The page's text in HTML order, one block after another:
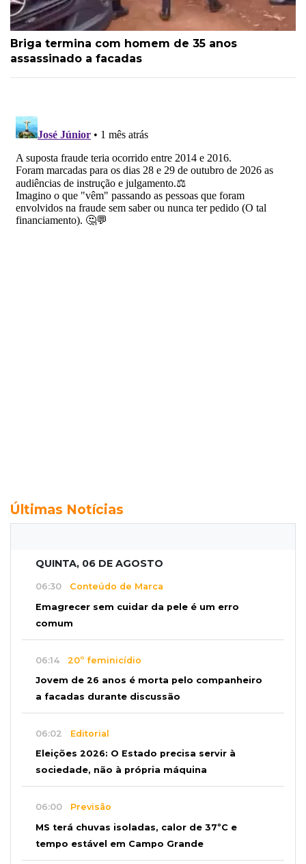
Briga termina com homem de 35 anos
assassinado a facadas
Últimas Notícias
QUINTA, 06 DE AGOSTO
06:30 Conteúdo de Marca
Emagrecer sem cuidar da pele é um erro
comum
06:14 20º feminicídio
Jovem de 26 anos é morta pelo companheiro
a facadas durante discussão
06:02 Editorial
Eleições 2026: O Estado precisa servir à
sociedade, não à própria máquina
06:00 Previsão
MS terá chuvas isoladas, calor de 37ºC e
tempo estável em Campo Grande